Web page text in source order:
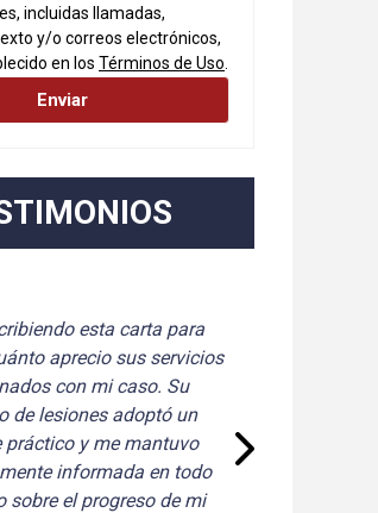
incluidas llamadas,
y/o correos electrónicos,
en los Términos de Uso
esta carta para
aprecio sus servicios
con mi caso. Su
de lesiones adoptó un
práctico y me mantuvo
informada en todo
sobre el progreso de mi